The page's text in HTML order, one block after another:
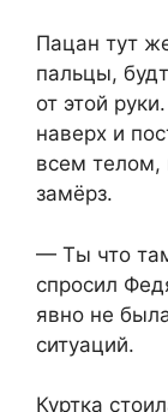
Пацан тут
пальцы,
от этой
наверх и
всем телом,
замёрз.
— Ты что
спросил
явно не
ситуаций.
Куртка